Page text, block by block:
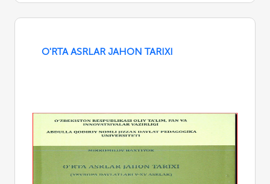
O'RTA ASRLAR JAHON TARIXI